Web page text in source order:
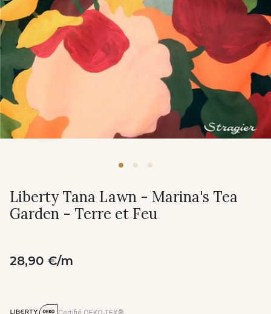
Liberty Tana Lawn - Marina's Tea
Garden - Terre et Feu
28,90 €/m